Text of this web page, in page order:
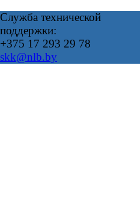
Служба технической
поддержки:
+375 17 293 29 78
skk@nlb.by